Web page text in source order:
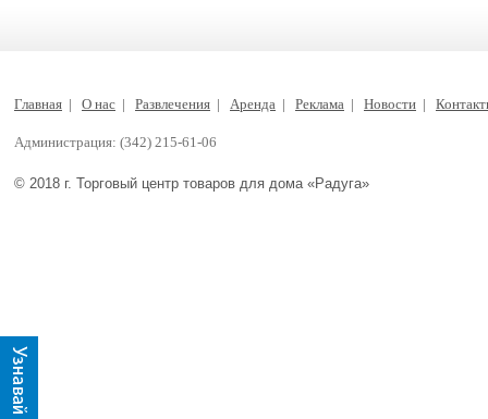
Администрация: (342) 215-61-06
© 2018 г. Торговый центр товаров для дома «Радуга»
Главная | О нас | Развлечения | Аренда | Реклама | Новости |